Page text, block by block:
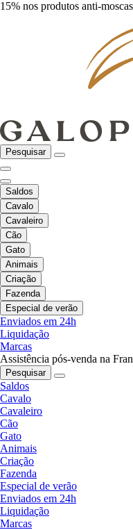
15% nos produtos anti-
Pesquisar
Saldos
Cavalo
Cavaleiro
Cão
Gato
Animais
Criação
Fazenda
Especial de verão
Enviados em 24h
Liquidação
Marcas
Assistência pós-venda na
Pesquisar
Saldos
Cavalo
Cavaleiro
Cão
Gato
Animais
Criação
Fazenda
Especial de verão
Enviados em 24h
Liquidação
Marcas